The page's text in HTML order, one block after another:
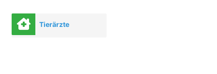
Tierärzte